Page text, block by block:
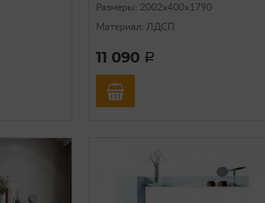
Размеры: 2002х400х1790
Материал: ЛДСП
11 090 a